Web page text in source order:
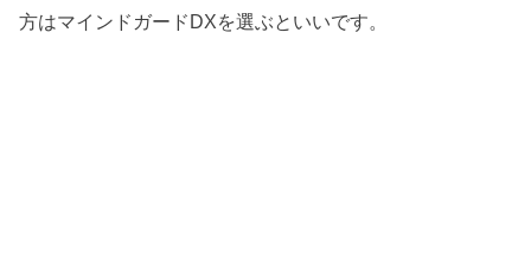
方はマインドガードDXを選ぶといいです。